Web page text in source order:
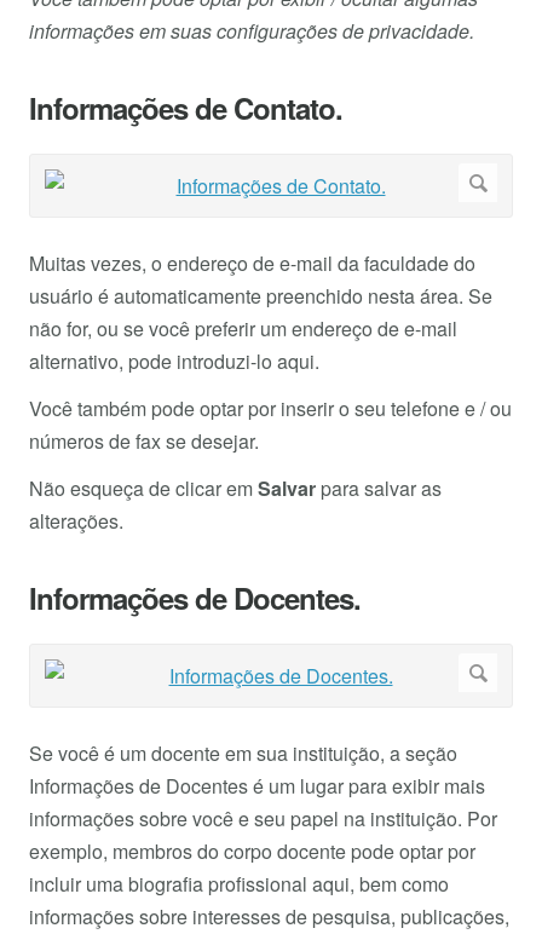
informações em suas configurações de privacidade.
Informações de Contato.
Muitas vezes, o endereço de e-mail da faculdade do
usuário é automaticamente preenchido nesta área. Se
não for, ou se você preferir um endereço de e-mail
alternativo, pode introduzi-lo aqui.
Você também pode optar por inserir o seu telefone e / ou
números de fax se desejar.
Não esqueça de clicar emSalvar para salvar as
alterações.
Informações de Docentes.
Se você é um docente em sua instituição, a seção
Informações de Docentes é um lugar para exibir mais
informações sobre você e seu papel na instituição. Por
exemplo, membros do corpo docente pode optar por
incluir uma biografia profissional aqui, bem como
informações sobre interesses de pesquisa, publicações,